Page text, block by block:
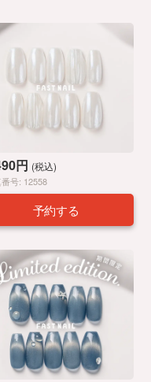
円 (税込)
号: 12558
予約する